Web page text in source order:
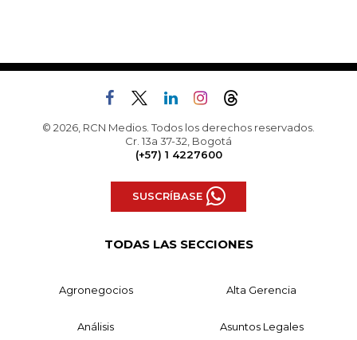
© 2026, RCN Medios. Todos los derechos reservados.
Cr. 13a 37-32, Bogotá
(+57) 1 4227600
SUSCRÍBASE
TODAS LAS SECCIONES
Agronegocios Alta Gerencia
Análisis Asuntos Legales